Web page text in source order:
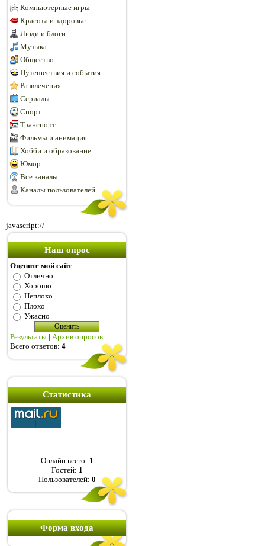
Компьютерные игры
Красота и здоровье
Люди и блоги
Музыка
Общество
Путешествия и события
Развлечения
Сериалы
Спорт
Транспорт
Фильмы и анимация
Хобби и образование
Юмор
Все каналы
Каналы пользователей
javascript://
Наш опрос
Оцените мой сайт
Отлично
Хорошо
Неплохо
Плохо
Ужасно
Результаты | Архив опросов
Всего ответов: 4
Статистика
Онлайн всего: 1
Гостей: 1
Пользователей: 0
Форма входа